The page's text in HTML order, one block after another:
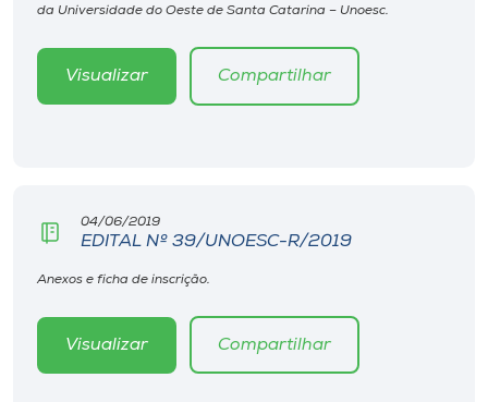
Rádio
o idioma
da Universidade do Oeste de Santa Catarina – Unoesc.
Visualizar Compartilhar
04/06/2019
EDITAL Nº 39/UNOESC-R/2019
Anexos e ficha de inscrição.
Visualizar Compartilhar